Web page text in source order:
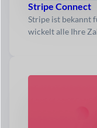
Stripe Connect
Stripe ist bekannt
wickelt alle Ihre